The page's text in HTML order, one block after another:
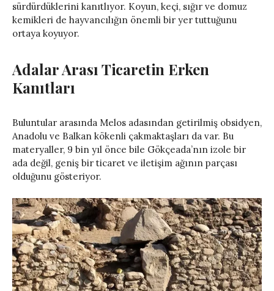
sürdürdüklerini kanıtlıyor. Koyun, keçi, sığır ve domuz
kemikleri de hayvancılığın önemli bir yer tuttuğunu
ortaya koyuyor.
Adalar Arası Ticaretin Erken
Kanıtları
Buluntular arasında Melos adasından getirilmiş obsidyen,
Anadolu ve Balkan kökenli çakmaktaşları da var. Bu
materyaller, 9 bin yıl önce bile Gökçeada’nın izole bir
ada değil, geniş bir ticaret ve iletişim ağının parçası
olduğunu gösteriyor.